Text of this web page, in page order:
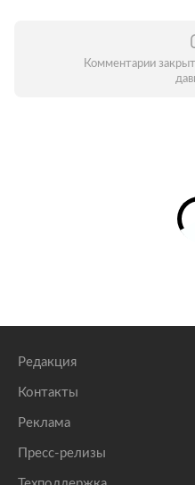
Комментарии
Редакция
Контакты
Реклама
Пресс-релизы